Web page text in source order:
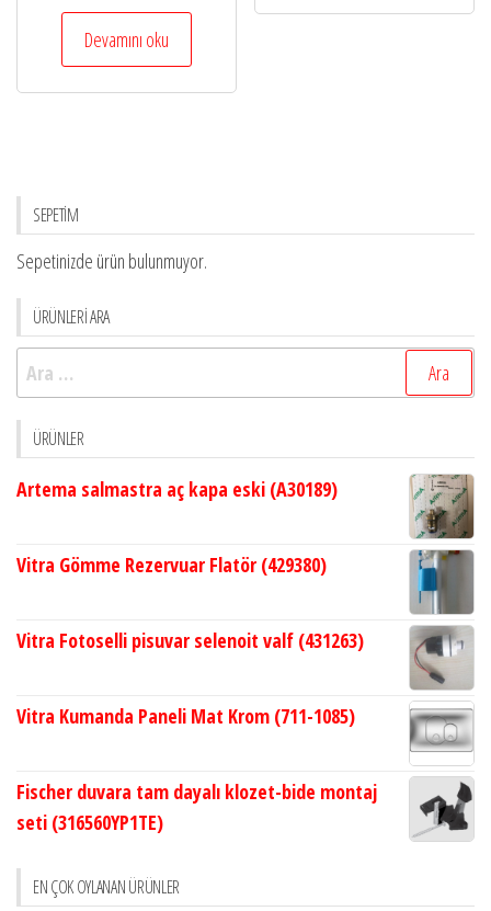
Devamını oku
SEPETİM
Sepetinizde ürün bulunmuyor.
ÜRÜNLERİ ARA
Arama:
ÜRÜNLER
Artema salmastra aç kapa eski (A30189)
Vitra Gömme Rezervuar Flatör (429380)
Vitra Fotoselli pisuvar selenoit valf (431263)
Vitra Kumanda Paneli Mat Krom (711-1085)
Fischer duvara tam dayalı klozet-bide montaj
seti (316560YP1TE)
EN ÇOK OYLANAN ÜRÜNLER